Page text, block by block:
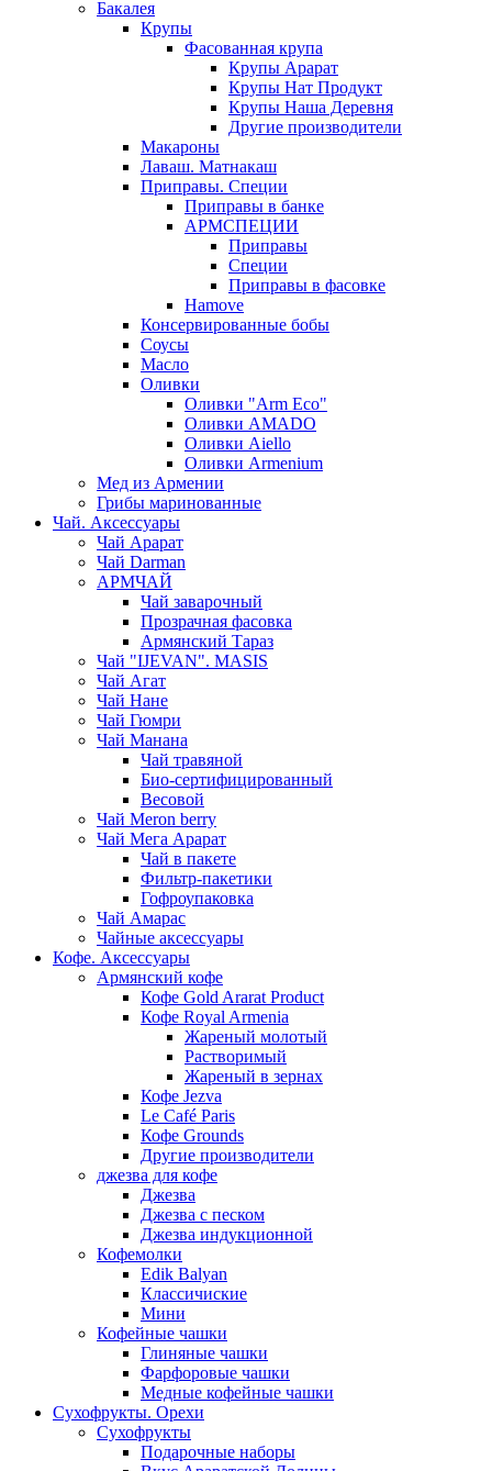
Бакалея
Крупы
Фасованная крупа
Крупы Арарат
Крупы Нат Продукт
Крупы Наша Деревня
Другие производители
Макароны
Лаваш. Матнакаш
Приправы. Специи
Приправы в банке
АРМСПЕЦИИ
Приправы
Специи
Приправы в фасовке
Hamove
Консервированные бобы
Соусы
Масло
Оливки
Оливки "Arm Eco"
Оливки AMADO
Оливки Aiello
Оливки Armenium
Мед из Армении
Грибы маринованные
Чай. Аксессуары
Чай Арарат
Чай Darman
АРМЧАЙ
Чай заварочный
Прозрачная фасовка
Армянский Тараз
Чай "IJEVAN". MASIS
Чай Агат
Чай Нане
Чай Гюмри
Чай Манана
Чай травяной
Био-сертифицированный
Весовой
Чай Meron berry
Чай Мега Арарат
Чай в пакете
Фильтр-пакетики
Гофроупаковка
Чай Амарас
Чайные аксессуары
Кофе. Аксессуары
Армянский кофе
Кофе Gold Ararat Product
Кофе Royal Armenia
Жареный молотый
Растворимый
Жареный в зернах
Кофе Jezva
Le Café Paris
Кофе Grounds
Другие производители
джезва для кофе
Джезва
Джезва с песком
Джезва индукционной
Кофемолки
Edik Balyan
Классичиские
Мини
Кофейные чашки
Глиняные чашки
Фарфоровые чашки
Медные кофейные чашки
Сухофрукты. Орехи
Сухофрукты
Подарочные наборы